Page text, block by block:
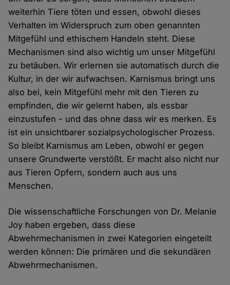
weiterhin Tiere töten und essen, obwohl dieses
Verhalten im Widerspruch zum oben genannten
Mitgefühl und ethischem Handeln steht. Diese
Mechanismen sind also wichtig um unser Mitgefühl
zu betäuben. Wir erlernen sie automatisch durch die
Kultur, in der wir aufwachsen. Karnismus bringt uns
also bei, kein Mitgefühl mehr mit den Tieren zu
empfinden, die wir gelernt haben, als essbar
einzustufen - und das ohne dass wir es merken. Es
ist ein unsichtbarer sozialpsychologischer Prozess.
So bleibt Karnismus am Leben, obwohl er gegen
unsere Grundwerte verstößt. Er macht also nicht nur
aus Tieren Opfern, sondern auch aus uns
Menschen.
Die wissenschaftliche Forschungen von Dr. Melanie
Joy haben ergeben, dass diese
Abwehrmechanismen in zwei Kategorien eingeteilt
werden können: Die primären und die sekundären
Abwehrmechanismen.